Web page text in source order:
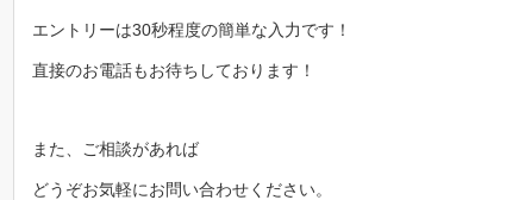
エントリーは30秒程度の簡単な入力です！
直接のお電話もお待ちしております！
また、ご相談があれば
どうぞお気軽にお問い合わせください。